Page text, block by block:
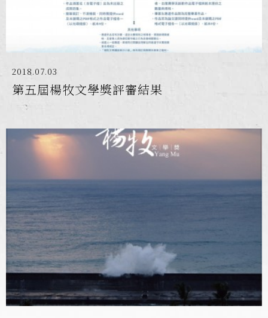
2018.07.03
第五屆楊牧文學獎評審結果